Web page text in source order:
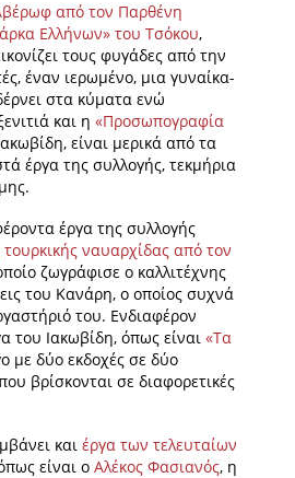
από τον Παρθένη
Ελλήνων» του Τσόκου,
τους φυγάδες από την
έναν ιερωμένο, μια γυναίκα-
στα κύματα ενώ
και η «Προσωπογραφία
είναι μερικά από τα
έργα της συλλογής, τεκμήρια
έργα της συλλογής
ναυαρχίδας από τον
ζωγράφισε ο καλλιτέχνης
του Κανάρη, ο οποίος συχνά
του. Ενδιαφέρον
του Ιακωβίδη, όπως είναι «Τα
με δύο εκδοχές σε δύο
βρίσκονται σε διαφορετικές
και έργα των τελευταίων
είναι ο Αλέκος Φασιανός, η